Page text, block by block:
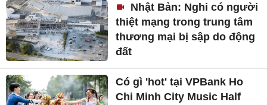
Nhật Bản: Nghi có người
thiệt mạng trong trung tâm
thương mại bị sập do động
đất
Có gì 'hot' tại VPBank Ho
Chi Minh City Music Half